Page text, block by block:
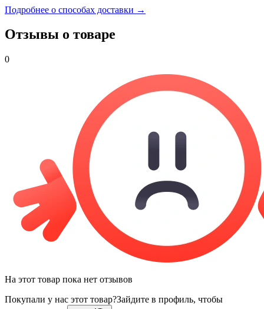
Подробнее о способах доставки →
Отзывы о товаре
0
На этот товар пока нет отзывов
Покупали у нас этот товар?Зайдите в профиль, чтобы